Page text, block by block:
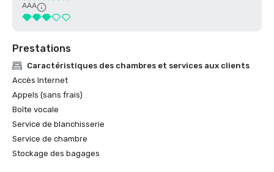
AAA
Prestations
Caractéristiques des chambres et services aux clients
Accès Internet
Appels (sans frais)
Boîte vocale
Service de blanchisserie
Service de chambre
Stockage des bagages